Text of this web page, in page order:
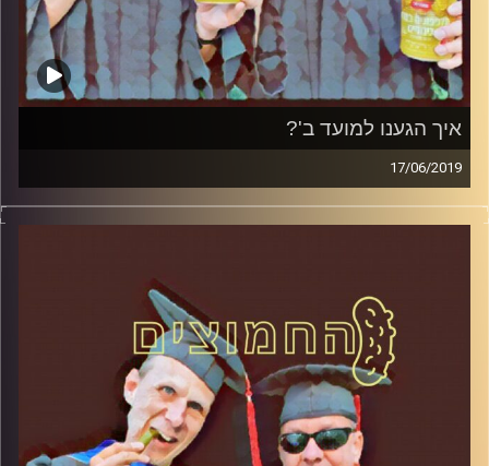
איך הגענו למועד ב'?
17/06/2019
פרופסור בועז בן-דוד ופרופסור גלעד הירשברגר
קרדיט תמונות:AudioVersity